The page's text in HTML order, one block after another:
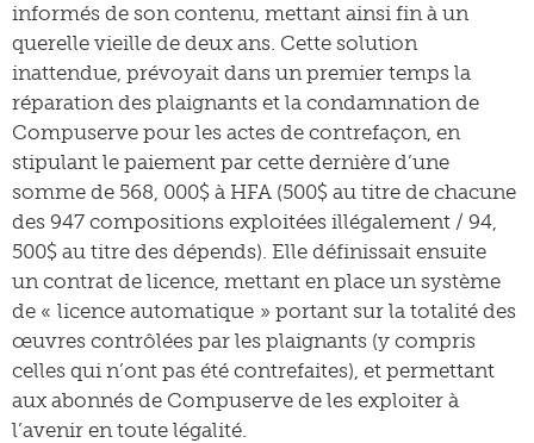
informés de son contenu, mettant ainsi fin à un
querelle vieille de deux ans. Cette solution
inattendue, prévoyait dans un premier temps la
réparation des plaignants et la condamnation de
Compuserve pour les actes de contrefaçon, en
stipulant le paiement par cette dernière d’une
somme de 568, 000$ à HFA (500$ au titre de chacune
des 947 compositions exploitées illégalement / 94,
500$ au titre des dépends). Elle définissait ensuite
un contrat de licence, mettant en place un système
de « licence automatique » portant sur la totalité des
œuvres contrôlées par les plaignants (y compris
celles qui n’ont pas été contrefaites), et permettant
aux abonnés de Compuserve de les exploiter à
l’avenir en toute légalité.